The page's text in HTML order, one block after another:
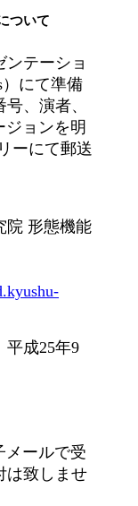
ついて
テーショ
）にて準備
、演者、
ジョンを明
ーにて郵送
院 形態機能
平成25年9
メールで受
は致しませ